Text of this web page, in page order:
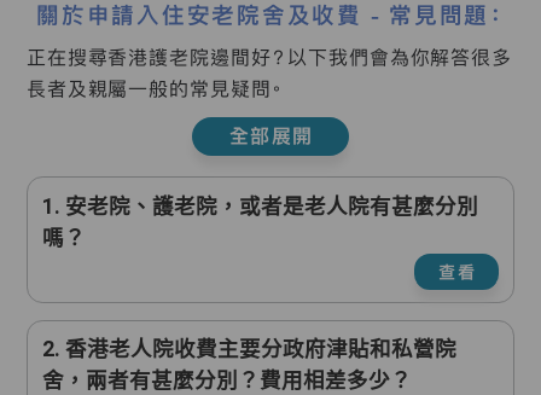
關於申請入住安老院舍及收費 - 常見問題：
正在搜尋香港護老院邊間好？以下我們會為你解答很多
長者及親屬一般的常見疑問。
全部展開
1. 安老院、護老院，或者是老人院有甚麼分別
嗎？
查看
2. 香港老人院收費主要分政府津貼和私營院
舍，兩者有甚麼分別？費用相差多少？